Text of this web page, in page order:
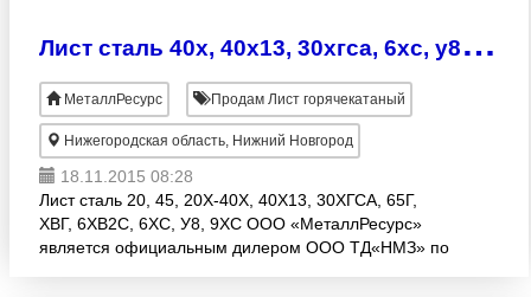
Л
ист сталь 40х, 40х13, 30хгса, 6хс, у8, 9хс, хвг, 6хв2с
МеталлРесурс Продам Лист горячекатаный
Нижегородская область, Нижний Новгород
18.11.2015 08:28
Лист сталь 20, 45, 20Х-40Х, 40Х13, 30ХГСА, 65Г,
ХВГ, 6ХВ2С, 6ХС, У8, 9ХС ООО «МеталлРесурс»
является официальным дилером ООО ТД«НМЗ» по